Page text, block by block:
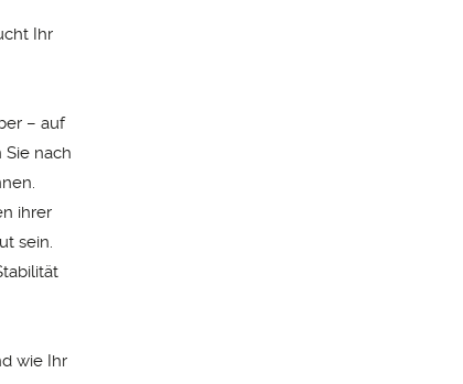
Ihr
– auf
Sie nach
ihrer
sein.
wie Ihr